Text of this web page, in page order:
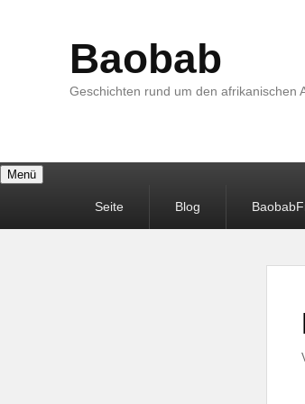
Baobab
Geschichten rund um den afrikanischen
Menü
Seite Blog